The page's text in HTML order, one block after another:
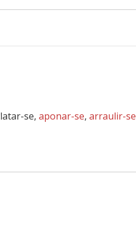
se, aponar-se, arraulir-se